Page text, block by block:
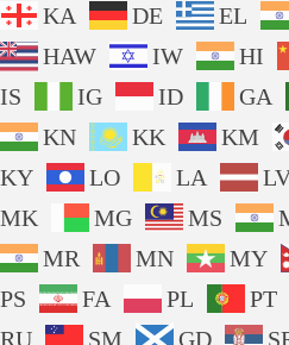
KA
DE EL
HAW
IW HI
IS
IG ID GA
KN
KK KM
KY
LO LA
MK
MG MS
MR
MN MY
PS
FA PL PT
RU
SM GD